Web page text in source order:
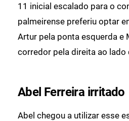
11 inicial escalado para o
palmeirense preferiu optar
Artur pela ponta esquerda e
corredor pela direita ao lado
Abel Ferreira irritado
Abel chegou a utilizar esse